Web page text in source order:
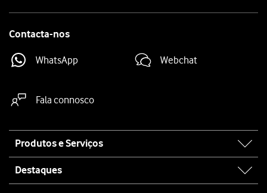
Contacta-nos
WhatsApp Webchat
Fala connosco
map
Produtos e Serviços
Destaques